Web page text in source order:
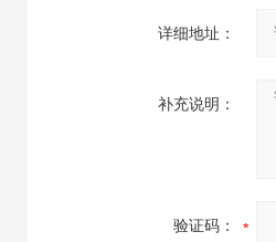
详细地址：
补充说明：
验证码：